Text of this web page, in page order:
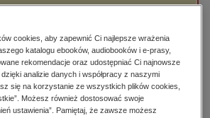
rozrywka
technologie, informatyka
cookies, aby zapewnić Ci najlepsze wrażenia
katalogu ebooków, audiobooków i e-prasy,
rekomendacje oraz udostępniać Ci najnowsze
analizie danych i współpracy z naszymi
się na korzystanie ze wszystkich plików cookies,
Możesz również dostosować swoje
ustawienia”. Pamiętaj, że zawsze możesz